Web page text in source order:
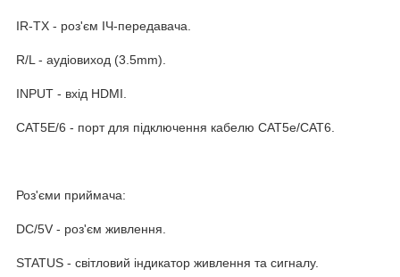
IR-TX - роз'єм ІЧ-передавача.
R/L - аудіовиход (3.5mm).
INPUT - вхід HDMI.
CAT5E/6 - порт для підключення кабелю CAT5e/CAT6.
Роз'єми приймача:
DC/5V - роз'єм живлення.
STATUS - світловий індикатор живлення та сигналу.